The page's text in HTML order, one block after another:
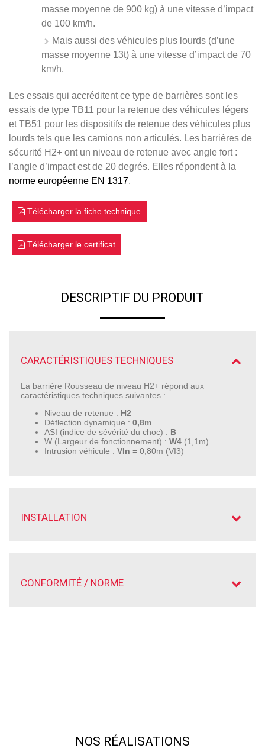
masse moyenne de 900 kg) à une vitesse d’impact
de 100 km/h.
Mais aussi des véhicules plus lourds (d’une
masse moyenne 13t) à une vitesse d’impact de 70
km/h.
Les essais qui accréditent ce type de barrières sont les
essais de type TB11 pour la retenue des véhicules légers
et TB51 pour les dispositifs de retenue des véhicules plus
lourds tels que les camions non articulés. Les barrières de
sécurité H2+ ont un niveau de retenue avec angle fort :
l’angle d’impact est de 20 degrés. Elles répondent à la
norme européenne EN 1317.
Télécharger la fiche technique
Télécharger le certificat
DESCRIPTIF DU PRODUIT
CARACTÉRISTIQUES TECHNIQUES
La barrière Rousseau de niveau H2+ répond aux
caractéristiques techniques suivantes :
Niveau de retenue : H2
Déflection dynamique : 0,8m
ASI (indice de sévérité du choc) : B
W (Largeur de fonctionnement) : W4 (1,1m)
Intrusion véhicule : VIn = 0,80m (VI3)
INSTALLATION
CONFORMITÉ / NORME
NOS RÉALISATIONS